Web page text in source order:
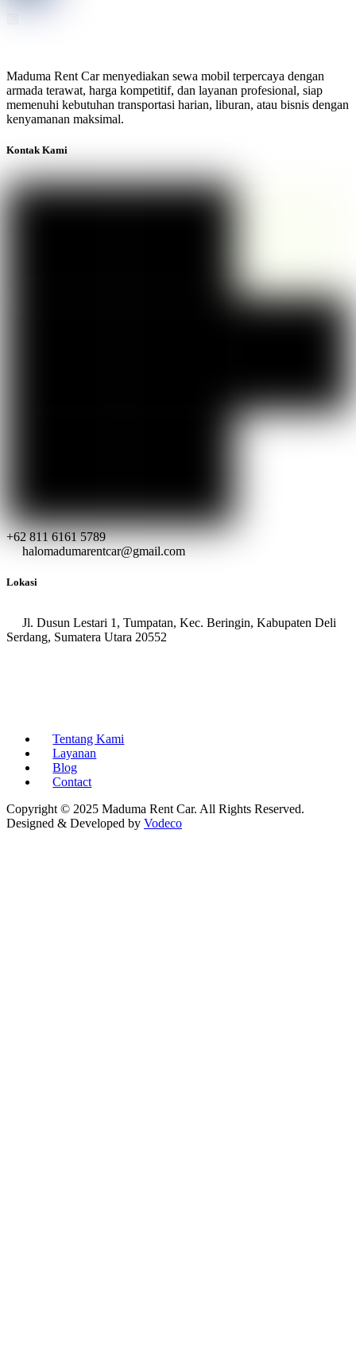
Maduma Rent Car menyediakan sewa mobil terpercaya dengan
armada terawat, harga kompetitif, dan layanan profesional, siap
memenuhi kebutuhan transportasi harian, liburan, atau bisnis dengan
kenyamanan maksimal.
Kontak Kami
+62 811 6161 5789
halomadumarentcar@gmail.com
Lokasi
Jl. Dusun Lestari 1, Tumpatan, Kec. Beringin, Kabupaten Deli
Serdang, Sumatera Utara 20552
Tentang Kami
Layanan
Blog
Contact
Copyright © 2025 Maduma Rent Car. All Rights Reserved.
Designed & Developed by Vodeco